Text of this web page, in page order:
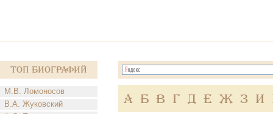
Топ Биографий
М.В. Ломоносов
В.А. Жуковский
А Б В Г Д Е Ж З И